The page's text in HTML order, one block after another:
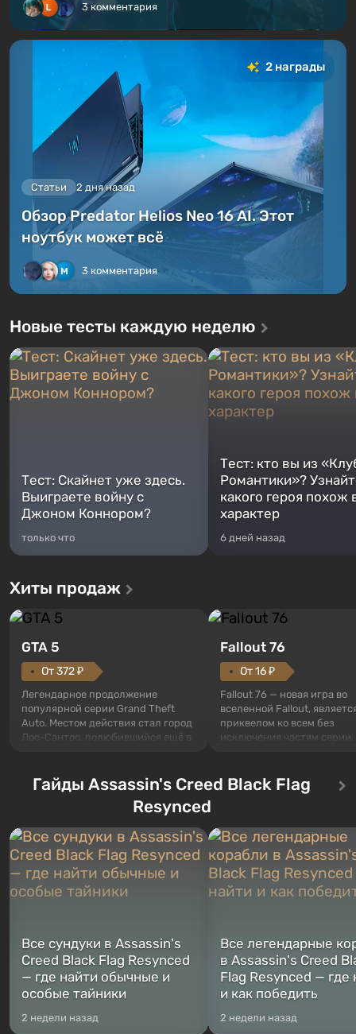
3 комментария
2 награды
Статьи 2 дня назад
Обзор Predator Helios Neo 16 AI. Этот
ноутбук может всё
3 комментария
Новые тесты каждую неделю
Тест: Скайнет уже здесь.
Выиграете войну с
Джоном Коннором?
только что
Тест: кто вы из
Романтики»?
какого героя похож
характер
6 дней назад
Хиты продаж
GTA 5
От 372 ₽
Легендарное продолжение
популярной серии Grand Theft
Auto. Местом действия стал город
Лос-Сантос, полюбившийся ещё в
сразу трех персонажей: Майкла,
Тревора и Франклина, между
Жанр и...
Fallout 76
От 16 ₽
Fallout 76 — новая игра во
вселенной Fallout,
приквелом ко всем без
исключения частям серии.
Оно же, по задумке
Vault-Tec, должно
Место действия Fallout...
Гайды Assassin's Creed Black Flag
Resynced
Все сундуки в Assassin's
Creed Black Flag Resynced
— где найти обычные и
особые тайники
2 недели назад
Все легендарные
в Assassin's Creed
Flag Resynced — где
и как победить
2 недели назад